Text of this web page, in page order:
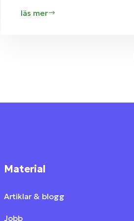
läs mer
Material
Artiklar & blogg
Jobb